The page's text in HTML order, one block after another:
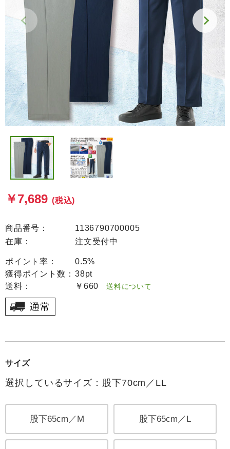
￥7,689 (税込)
商品番号：
1136790700005
在庫：
注文受付中
ポイント率：
0.5%
獲得ポイント数： 38pt
送料：
￥660 送料について
サイズ
選択しているサイズ：股下70cm／LL
股下65cm／M 股下65cm／L